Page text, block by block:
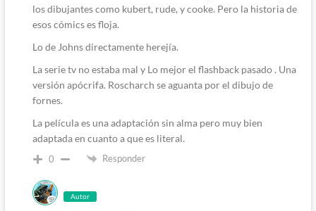
los dibujantes como kubert, rude, y cooke. Pero la historia de
esos cómics es floja.
Lo de Johns directamente herejía.
La serie tv no estaba mal y Lo mejor el flashback pasado . Una
versión apócrifa. Roscharch se aguanta por el dibujo de
fornes.
La película es una adaptación sin alma pero muy bien
adaptada en cuanto a que es literal.
0 Responder
Autor